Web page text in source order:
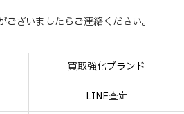
ざいましたらご連絡ください。
買取強化ブランド
LINE査定